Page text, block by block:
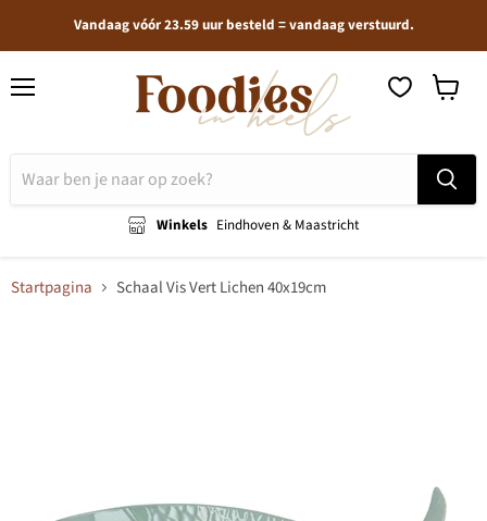
Vandaag vóór 23.59 uur besteld = vandaag verstuurd.
Winkels Eindhoven & Maastricht
Startpagina Schaal Vis Vert Lichen 40x19cm